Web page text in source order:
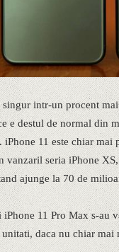
intr-un procent
e destul de normal din
11 este chiar
vanzaril seria iPhone
ajunge la 70 de
iPhone 11 Pro Max s-
daca nu chiar mai